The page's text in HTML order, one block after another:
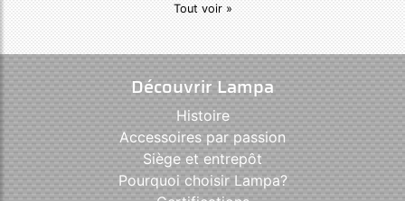
Tout voir »
Découvrir Lampa
Histoire
Accessoires par passion
Siège et entrepôt
Pourquoi choisir Lampa?